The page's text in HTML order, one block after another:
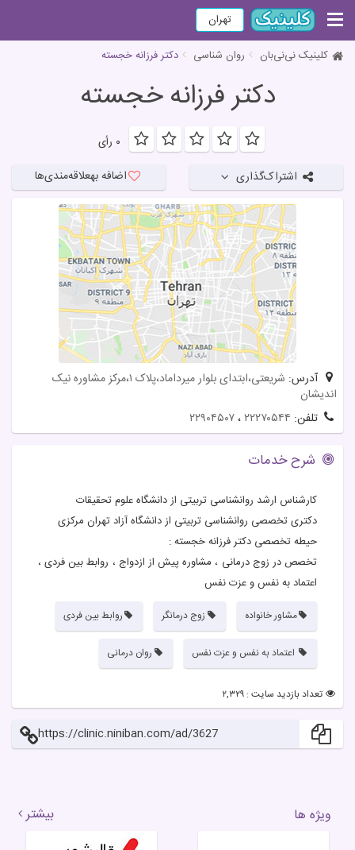
تهران
کلینیک نی‌نی‌بان روان شناسی دکتر فرزانه خجسته
دکتر فرزانه خجسته
۰ رأی
اشتراک‌گذاری اضافه بهعلاقه‌مندی‌ها
آدرس:
شریعتی،ابتدای بلوار میرداماد،پلاک ۱،مرکز مشاوره نیک
اندیشان
تلفن: ۲۲۲۷۰۵۴۴،۲۲۹۰۴۵۰۷
شرح خدمات
کارشناس ارشد روانشناسی تربیتی از دانشگاه علوم تحقیقات
دکتری تخصصی روانشناسی تربیتی از دانشگاه آزاد تهران مرکزی
حیطه تخصصی دکتر فرزانه خجسته :
تخصص در زوج درمانی ، مشاوره پیش از ازدواج ، روابط بین فردی ،
اعتماد به نفس و عزت نفس
مشاور خانواده زوج درمانگر روابط بین فردی
اعتماد به نفس و عزت نفس روان درمانی
تعداد بازدید سایت : ۲,۳۲۹
https://clinic.niniban.com/ad/3627
ویژه ها بیشتر